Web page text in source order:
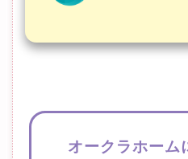
オークラホーム